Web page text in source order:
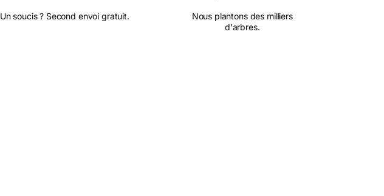
Un soucis ? Second envoi gratuit.
Nous plantons des milliers
d'arbres.